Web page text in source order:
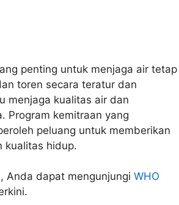
penting untuk menjaga air tetap
toren secara teratur dan
menjaga kualitas air dan
Program kemitraan yang
peluang untuk memberikan
kualitas hidup.
Anda dapat mengunjungi WHO